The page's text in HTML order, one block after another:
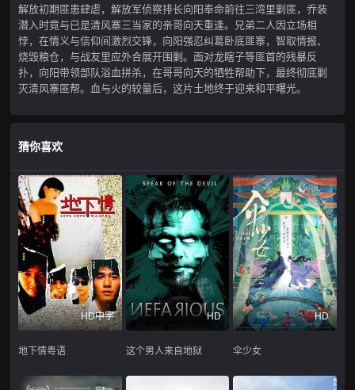
解放初期匪患肆虐，解放军侦察排长向阳奉命前往三湾里剿匪，乔装
潜入时竟与已是清风寨三当家的亲哥向天重逢。兄弟二人因立场相
悖，在情义与信仰间激烈交锋，向阳强忍纠葛卧底匪寨，智取情报、
烧毁粮仓，与战友里应外合展开围剿。面对龙瞎子等匪首的残暴反
扑，向阳带领部队浴血拼杀，在哥哥向天的牺牲帮助下，最终彻底剿
灭清风寨匪帮。血与火的较量后，这片土地终于迎来和平曙光。
猜你喜欢
HD中字
地下情粤语
HD
这个男人来自地狱
HD
伞少女